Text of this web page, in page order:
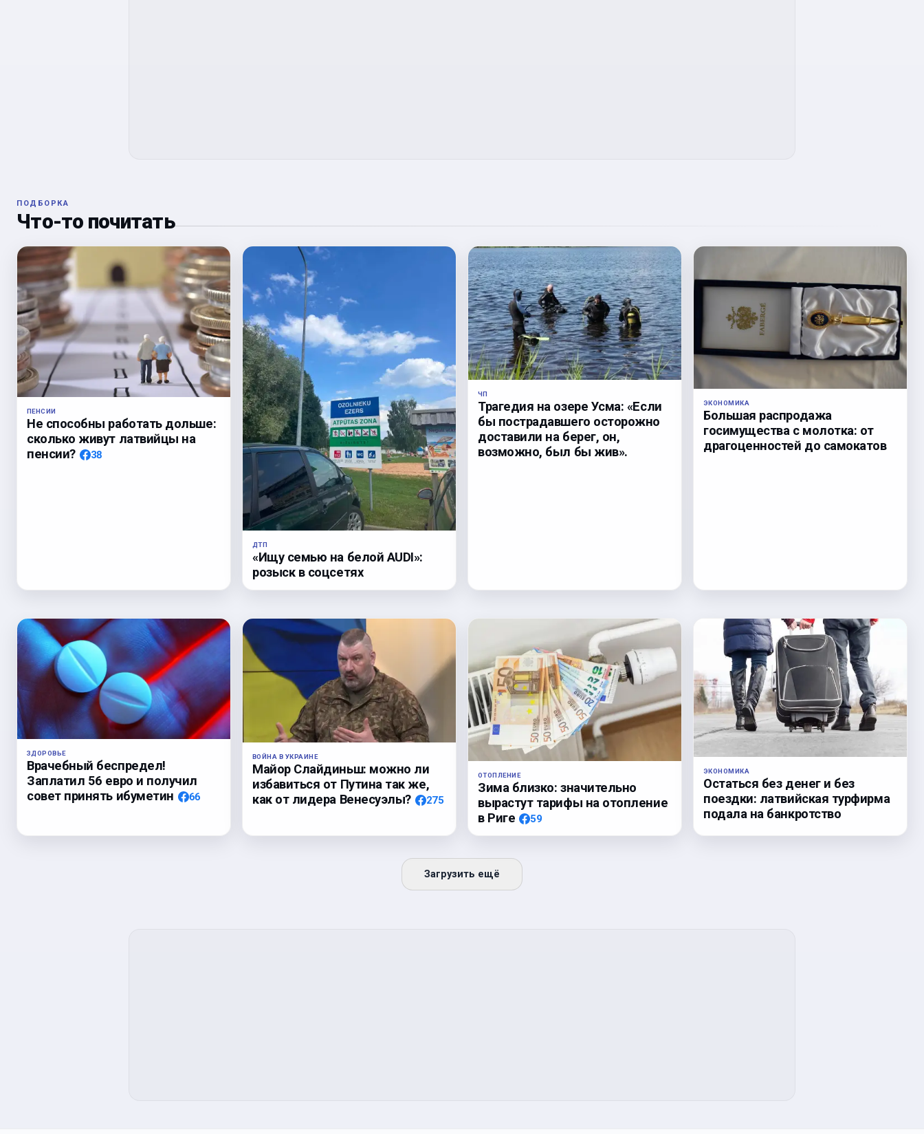
ПОДБОРКА
Что-то почитать
ПЕНСИИ
Не способны работать дольше:
сколько живут латвийцы на
пенсии?
38
ДТП
«Ищу семью на белой AUDI»:
розыск в соцсетях
ЧП
Трагедия на озере Усма: «Если
бы пострадавшего осторожно
доставили на берег, он,
возможно, был бы жив».
ЭКОНОМИКА
Большая распродажа
госимущества с молотка: от
драгоценностей до самокатов
ЗДОРОВЬЕ
Врачебный беспредел!
Заплатил 56 евро и получил
совет принять ибуметин
66
ВОЙНА В УКРАИНЕ
Майор Слайдиньш: можно ли
избавиться от Путина так же,
как от лидера Венесуэлы?
275
ОТОПЛЕНИЕ
Зима близко: значительно
вырастут тарифы на отопление
в Риге
59
ЭКОНОМИКА
Остаться без денег и без
поездки: латвийская турфирма
подала на банкротство
Загрузить ещё